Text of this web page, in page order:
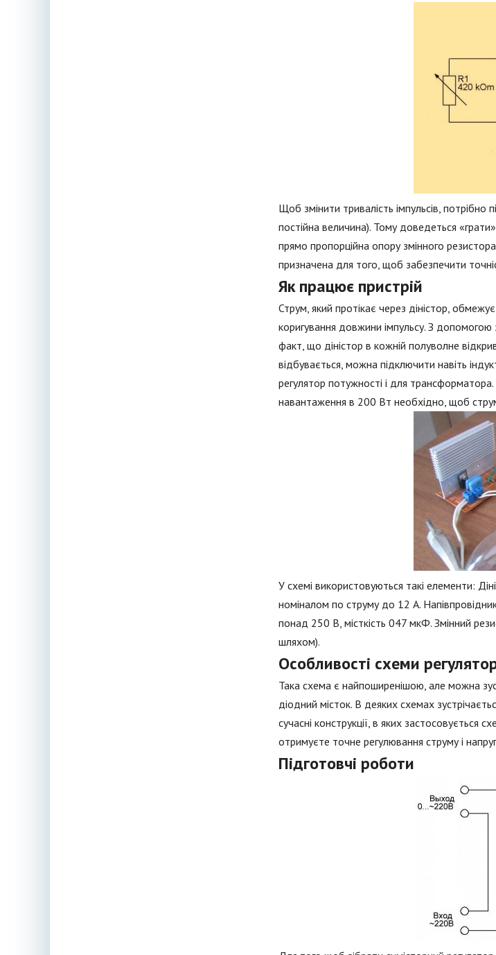
Щоб змінити тривалість імпульсів, потрібно
постійна величина). Тому доведеться
прямо пропорційна опору змінного
призначена для того, щоб забезпечити
Як працює пристрій
Струм, який протікає через діністор,
коригування довжини імпульсу. З допомогою
факт, що діністор в кожній полуволне
відбувається, можна підключити навіть
регулятор потужності і для
навантаження в 200 Вт необхідно, щоб
У схемі використовуються такі елементи:
номіналом по струму до 12 А.
понад 250 В, місткість 047 мкФ. Змінний
шляхом).
Особливості схеми
Така схема є найпоширенішою, але можна
діодний місток. В деяких схемах
сучасні конструкції, в яких застосовується
отримуєте точне регулювання струму і
Підготовчі роботи